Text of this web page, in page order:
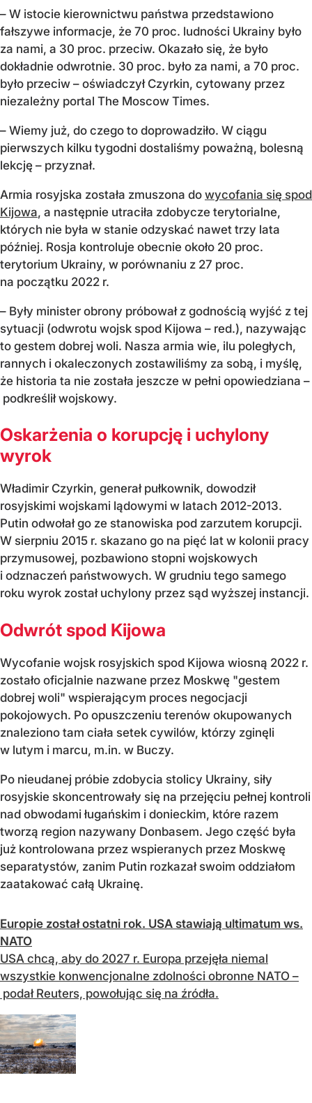
– W istocie kierownictwu państwa przedstawiono
fałszywe informacje, że 70 proc. ludności Ukrainy było
za nami, a 30 proc. przeciw. Okazało się, że było
dokładnie odwrotnie. 30 proc. było za nami, a 70 proc.
było przeciw – oświadczył Czyrkin, cytowany przez
niezależny portal The Moscow Times.
– Wiemy już, do czego to doprowadziło. W ciągu
pierwszych kilku tygodni dostaliśmy poważną, bolesną
lekcję – przyznał.
Armia rosyjska została zmuszona do wycofania się spod
Kijowa, a następnie utraciła zdobycze terytorialne,
których nie była w stanie odzyskać nawet trzy lata
później. Rosja kontroluje obecnie około 20 proc.
terytorium Ukrainy, w porównaniu z 27 proc.
na początku 2022 r.
– Były minister obrony próbował z godnością wyjść z tej
sytuacji (odwrotu wojsk spod Kijowa – red.), nazywając
to gestem dobrej woli. Nasza armia wie, ilu poległych,
rannych i okaleczonych zostawiliśmy za sobą, i myślę,
że historia ta nie została jeszcze w pełni opowiedziana –
podkreślił wojskowy.
Oskarżenia o korupcję i uchylony
wyrok
Władimir Czyrkin, generał pułkownik, dowodził
rosyjskimi wojskami lądowymi w latach 2012-2013.
Putin odwołał go ze stanowiska pod zarzutem korupcji.
W sierpniu 2015 r. skazano go na pięć lat w kolonii pracy
przymusowej, pozbawiono stopni wojskowych
i odznaczeń państwowych. W grudniu tego samego
roku wyrok został uchylony przez sąd wyższej instancji.
Odwrót spod Kijowa
Wycofanie wojsk rosyjskich spod Kijowa wiosną 2022 r.
zostało oficjalnie nazwane przez Moskwę "gestem
dobrej woli" wspierającym proces negocjacji
pokojowych. Po opuszczeniu terenów okupowanych
znaleziono tam ciała setek cywilów, którzy zginęli
w lutym i marcu, m.in. w Buczy.
Po nieudanej próbie zdobycia stolicy Ukrainy, siły
rosyjskie skoncentrowały się na przejęciu pełnej kontroli
nad obwodami ługańskim i donieckim, które razem
tworzą region nazywany Donbasem. Jego część była
już kontrolowana przez wspieranych przez Moskwę
separatystów, zanim Putin rozkazał swoim oddziałom
zaatakować całą Ukrainę.
Europie został ostatni rok. USA stawiają ultimatum ws.
NATO
USA chcą, aby do 2027 r. Europa przejęła niemal
wszystkie konwencjonalne zdolności obronne NATO –
podał Reuters, powołując się na źródła.